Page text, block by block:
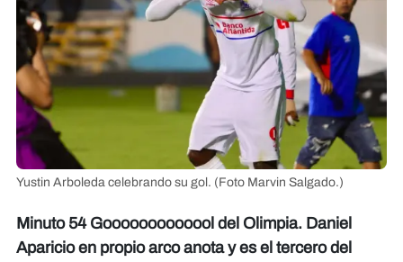
Yustin Arboleda celebrando su gol. (Foto Marvin Salgado.)
Minuto 54 Gooooooooooool del Olimpia. Daniel
Aparicio en propio arco anota y es el tercero del